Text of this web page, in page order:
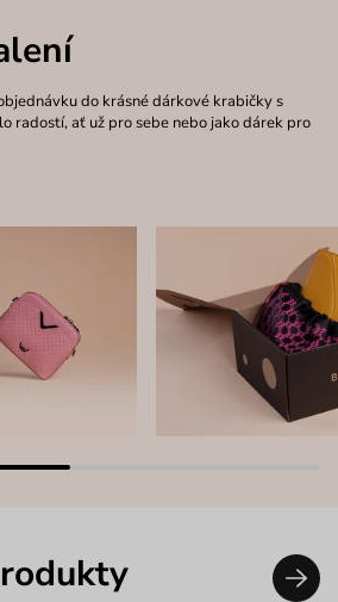
do krásné dárkové krabičky s
radostí, ať už pro sebe nebo jako dárek pro